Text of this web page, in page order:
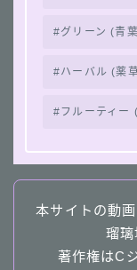
グリーン (青
ハーバル (薬
フルーティー
本サイトの動
瑠
著作権はC